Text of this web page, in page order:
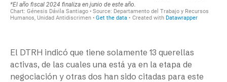
El DTRH indicó que tiene solamente 13 querellas
activas, de las cuales una está ya en la etapa de
negociación y otras dos han sido citadas para este